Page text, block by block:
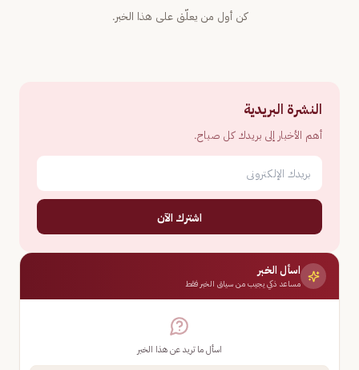
كن أول من يعلّق على هذا الخبر.
النشرة البريدية
أهم الأخبار إلى بريدك كل صباح.
اشترك الآن
اسأل الخبر
مساعد ذكي يجيب من سياق الخبر فقط
اسأل ما تريد عن هذا الخبر